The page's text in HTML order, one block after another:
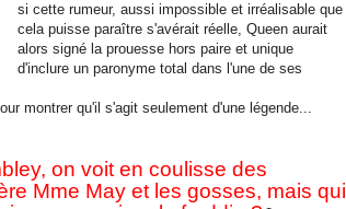
si cette rumeur, aussi impossible et irréalisable que
cela puisse paraître s'avérait réelle, Queen aurait
alors signé la prouesse hors paire et unique
d'inclure un paronyme total dans l'une de ses
montrer qu'il s'agit seulement d'une légende...
on voit en coulisse des
Mme May et les gosses, mais qui